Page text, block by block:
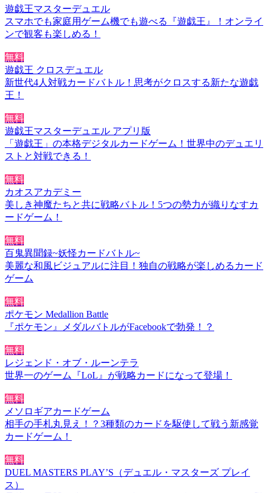
遊戯王マスターデュエル
スマホでも家庭用ゲーム機でも遊べる『遊戯王』！オンライ
ンで観客も楽しめる！
無料
遊戯王 クロスデュエル
新世代4人対戦カードバトル！思考がクロスする新たな遊戯
王！
無料
遊戯王マスターデュエル アプリ版
「遊戯王」の本格デジタルカードゲーム！世界中のデュエリ
ストと対戦できる！
無料
カオスアカデミー
美しき神魔たちと共に戦略バトル！5つの勢力が織りなすカ
ードゲーム！
無料
百鬼異聞録~妖怪カードバトル~
美麗な和風ビジュアルに注目！独自の戦略が楽しめるカード
ゲーム
無料
ポケモン Medallion Battle
『ポケモン』メダルバトルがFacebookで勃発！？
無料
レジェンド・オブ・ルーンテラ
世界一のゲーム『LoL』が戦略カードになって登場！
無料
メソロギアカードゲーム
相手の手札丸見え！？3種類のカードを駆使して戦う新感覚
カードゲーム！
無料
DUEL MASTERS PLAY’S（デュエル・マスターズ プレイ
ス）